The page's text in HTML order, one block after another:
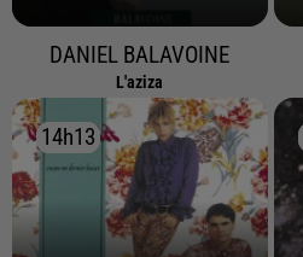
DANIEL BALAVOINE
L'aziza
14h13
14h13